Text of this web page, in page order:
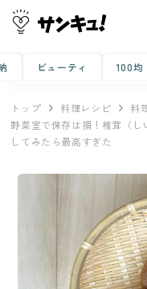
ビューティ 100均
トップ 料理レシピ
料
野菜室で保存は損！椎茸（
してみたら最高すぎた